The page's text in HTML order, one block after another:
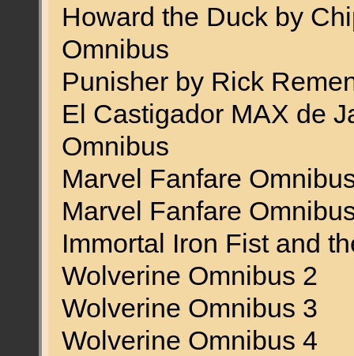
Howard the Duck by
Omnibus
Punisher by Rick
El Castigador MAX de
Omnibus
Marvel Fanfare
Marvel Fanfare
Immortal Iron Fist and
Wolverine Omnibus 2
Wolverine Omnibus 3
Wolverine Omnibus 4